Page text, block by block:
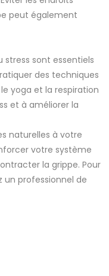
peut également
sont essentiels
des techniques
yoga et la respiration
et à améliorer la
naturelles à votre
votre système
la grippe. Pour
un professionnel de